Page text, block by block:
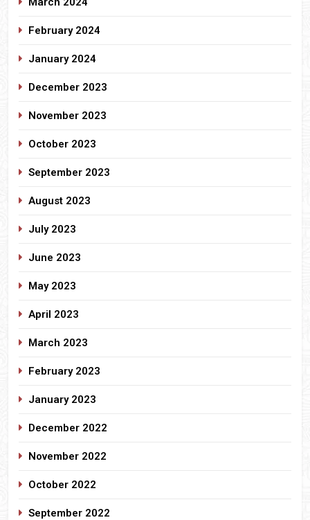
February 2024
January 2024
December 2023
November 2023
October 2023
September 2023
August 2023
July 2023
June 2023
May 2023
April 2023
March 2023
February 2023
January 2023
December 2022
November 2022
October 2022
September 2022